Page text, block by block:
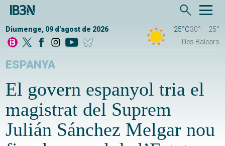
Diumenge, 09 d'agost de 2026 25°C30°
25°
Illes Balears
ESPANYA
El govern espanyol tria el
magistrat del Suprem
Julián Sánchez Melgar nou